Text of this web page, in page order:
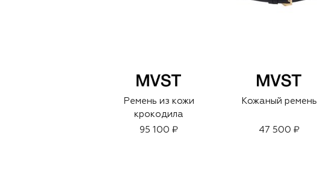
Ремень из кожи
крокодила
95 100 ₽
Кожаный ремень
47 500 ₽